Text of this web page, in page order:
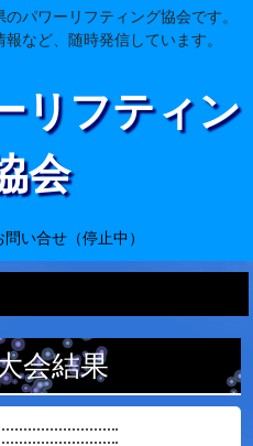
パワーリフティング協会です。
など、随時発信しています。
リフティン
会
問い合せ（停止中）
会結果